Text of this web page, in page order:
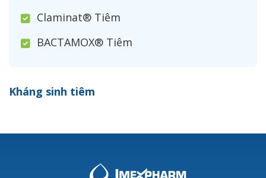
Claminat® Tiêm
BACTAMOX® Tiêm
Ceftizoxim®
Kháng sinh tiêm